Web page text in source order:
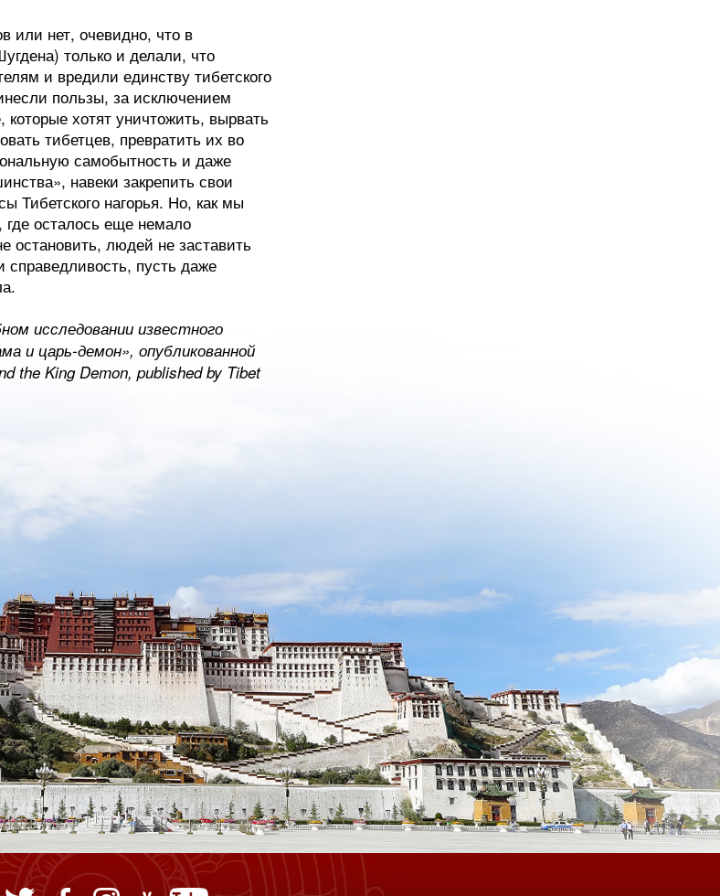
или нет, очевидно, что в
только и делали, что
и вредили единству тибетского
пользы, за исключением
хотят уничтожить, вырвать
тибетцев, превратить их во
самобытность и даже
навеки закрепить свои
Тибетского нагорья. Но, как мы
осталось еще немало
остановить, людей не заставить
справедливость, пусть даже
исследовании известного
и царь-демон», опубликованной
the King Demon, published by Tibet